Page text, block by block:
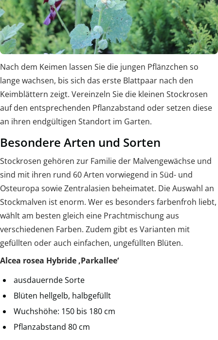
Nach dem Keimen lassen Sie die jungen Pflänzchen so
lange wachsen, bis sich das erste Blattpaar nach den
Keimblättern zeigt. Vereinzeln Sie die kleinen Stockrosen
auf den entsprechenden Pflanzabstand oder setzen diese
an ihren endgültigen Standort im Garten.
Besondere Arten und Sorten
Stockrosen gehören zur Familie der Malvengewächse und
sind mit ihren rund 60 Arten vorwiegend in Süd- und
Osteuropa sowie Zentralasien beheimatet. Die Auswahl an
Stockmalven ist enorm. Wer es besonders farbenfroh liebt,
wählt am besten gleich eine Prachtmischung aus
verschiedenen Farben. Zudem gibt es Varianten mit
gefüllten oder auch einfachen, ungefüllten Blüten.
Alcea rosea Hybride ‚Parkallee‘
ausdauernde Sorte
Blüten hellgelb, halbgefüllt
Wuchshöhe: 150 bis 180 cm
Pflanzabstand 80 cm